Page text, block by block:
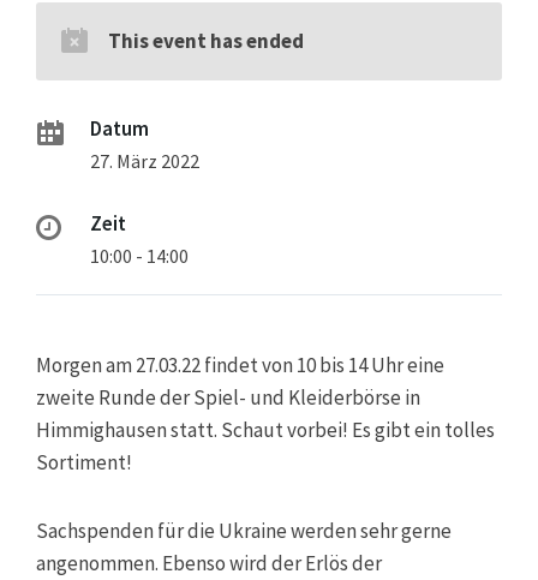
This event has ended
Datum
27. März 2022
Zeit
10:00 - 14:00
Morgen am 27.03.22 findet von 10 bis 14 Uhr eine
zweite Runde der Spiel- und Kleiderbörse in
Himmighausen statt. Schaut vorbei! Es gibt ein tolles
Sortiment!
Sachspenden für die Ukraine werden sehr gerne
angenommen. Ebenso wird der Erlös der